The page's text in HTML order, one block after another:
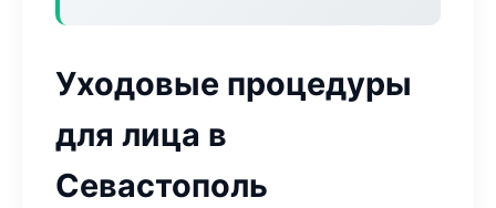
Уходовые процедуры
для лица в
Севастополь